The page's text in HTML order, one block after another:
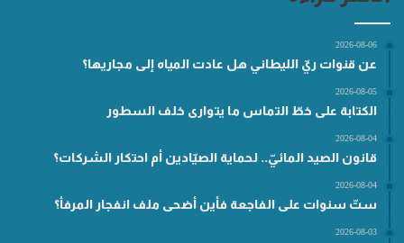
2026-08-06
عن قنوات ريّ الليطاني هل عادت المياه إلى مجاريها؟
2026-08-05
الكتابة على خطّ التماس ما يتوارى خلف السطور
2026-08-04
قانون الصيد المائيّ.. لحماية الصيّادين أم احتكار الشركات؟
2026-08-04
ستّ سنوات على الفاجعة فأين أضحى ملف انفجار المرفأ؟
2026-08-03